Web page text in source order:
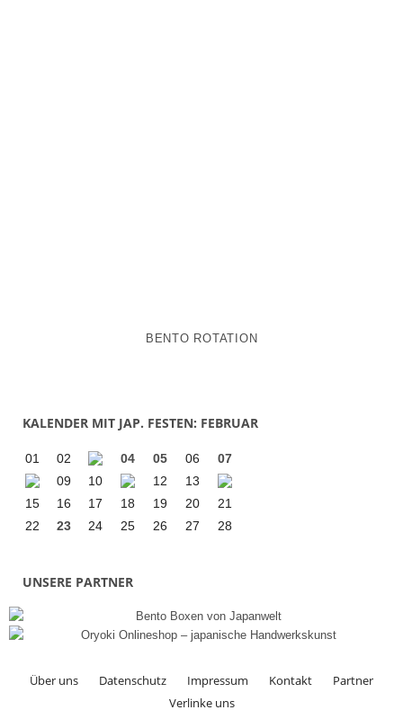
BENTO ROTATION
KALENDER MIT JAP. FESTEN: FEBRUAR
01 02 04 05 06
07
09
10 12
13
15
16 17 18 19 20
21
22
23 24 25 26 27 28
UNSERE PARTNER
Über uns Datenschutz Impressum Kontakt
Partner
Verlinke uns